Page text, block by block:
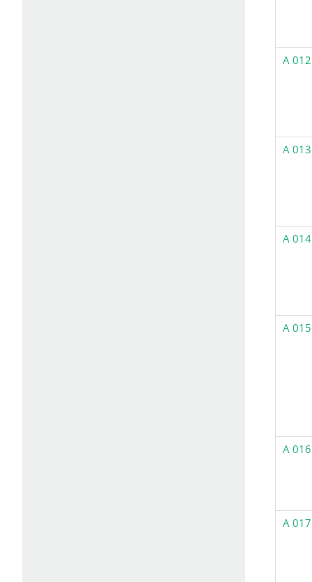
A 012
A 013
A 014
A 015
A 016
A 017